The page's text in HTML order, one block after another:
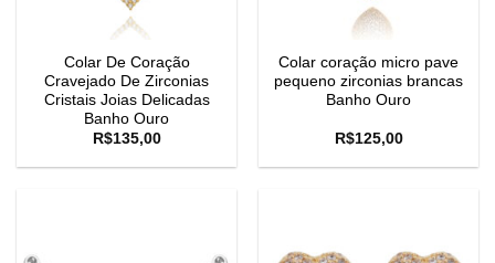
Colar De Coração
Cravejado De Zirconias
Cristais Joias Delicadas
Banho Ouro
R$135,00
Colar coração micro pave
pequeno zirconias brancas
Banho Ouro
R$125,00